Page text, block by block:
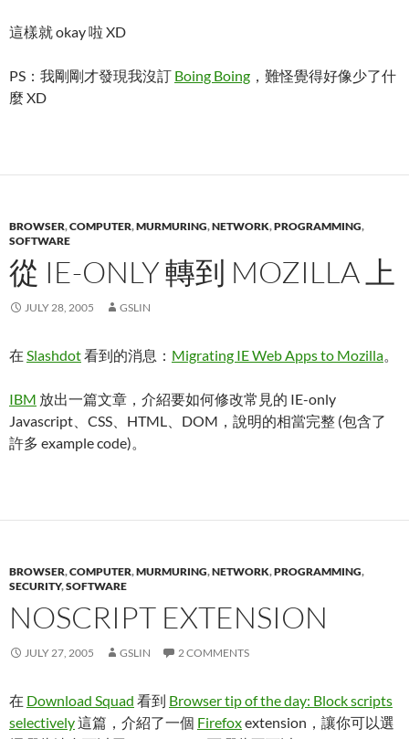
這樣就 okay 啦 XD
PS：我剛剛才發現我沒訂 Boing Boing ，難怪覺得好像少了什
麼 XD
BROWSER,COMPUTER,MURMURING,NETWORK,PROGRAMMING,
SOFTWARE
從 IE-ONLY 轉到 MOZILLA 上
JULY 28, 2005 GSLIN
在 Slashdot看到的消息： Migrating IE Web Apps to Mozilla。
IBM 放出一篇文章，介紹要如何修改常見的 IE-only
Javascript、CSS、HTML、DOM，說明的相當完整 (包含了
許多 example code)。
BROWSER,COMPUTER,MURMURING,NETWORK,PROGRAMMING,
SECURITY,SOFTWARE
NOSCRIPT EXTENSION
JULY 27, 2005 GSLIN 2 COMMENTS
在 Download Squad 看到 Browser tip of the day: Block scripts
selectively這篇，介紹了一個 Firefoxextension，讓你可以選